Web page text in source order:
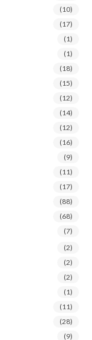
(10)
(17)
(1)
(1)
(18)
(15)
(12)
(14)
(12)
(16)
(9)
(11)
(17)
(88)
(68)
(7)
(2)
(2)
(2)
(1)
(11)
(28)
(9)